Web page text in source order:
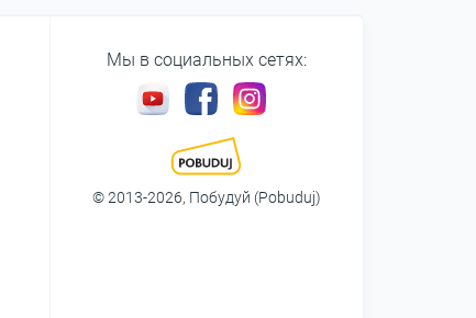
Мы в социальных сетях:
© 2013-2026, Побудуй (Pobuduj)